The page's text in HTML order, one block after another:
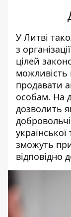
У Литві
з
цілей
продавати
особам. На
дозволить
зможуть
відповідно